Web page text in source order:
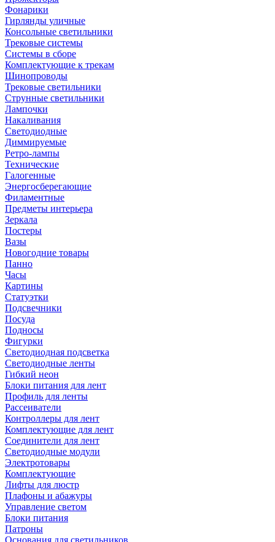
Фонарики
Гирлянды уличные
Консольные светильники
Трековые системы
Системы в сборе
Комплектующие к трекам
Шинопроводы
Трековые светильники
Струнные светильники
Лампочки
Накаливания
Светодиодные
Диммируемые
Ретро-лампы
Технические
Галогенные
Энергосберегающие
Филаментные
Предметы интерьера
Зеркала
Постеры
Вазы
Новогодние товары
Панно
Часы
Картины
Статуэтки
Подсвечники
Посуда
Подносы
Фигурки
Светодиодная подсветка
Светодиодные ленты
Гибкий неон
Блоки питания для лент
Профиль для ленты
Рассеиватели
Контроллеры для лент
Комплектующие для лент
Соединители для лент
Светодиодные модули
Электротовары
Комплектующие
Лифты для люстр
Плафоны и абажуры
Управление светом
Блоки питания
Патроны
Основания для светильников